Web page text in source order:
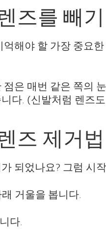
즈를 빼
억해야 할 가장 중요
점은 매번 같은 쪽의
다. (신발처럼 렌즈
즈 제거법
되었나요? 그럼 시
거울을 봅니다.
다.